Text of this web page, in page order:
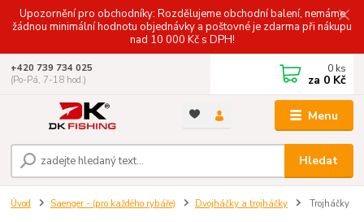
Upozornění pro obchodníky: Rozdělujeme obchodní balení, nemáme
žádnou minimální hodnotu objednávky a poštovné je zdarma při nákupu
nad 10 000 Kč s DPH!
Menu
Hledat
+420 739 734 025
(Po-Pá, 7-18 hod.)
0 ks
za 0 Kč
Úvod Saenger - (pro každého rybáře) Dvojháčky a trojháčky Trojháčky